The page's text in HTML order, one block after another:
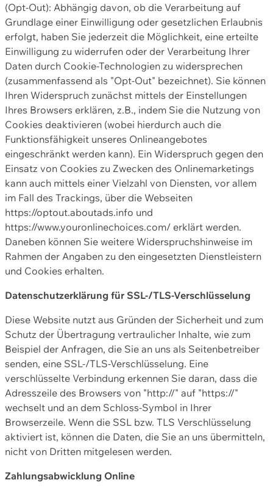
(Opt-Out): Abhängig davon, ob die Verarbeitung auf
Grundlage einer Einwilligung oder gesetzlichen Erlaubnis
erfolgt, haben Sie jederzeit die Möglichkeit, eine erteilte
Einwilligung zu widerrufen oder der Verarbeitung Ihrer
Daten durch Cookie-Technologien zu widersprechen
(zusammenfassend als "Opt-Out" bezeichnet). Sie können
Ihren Widerspruch zunächst mittels der Einstellungen
Ihres Browsers erklären, z.B., indem Sie die Nutzung von
Cookies deaktivieren (wobei hierdurch auch die
Funktionsfähigkeit unseres Onlineangebotes
eingeschränkt werden kann). Ein Widerspruch gegen den
Einsatz von Cookies zu Zwecken des Onlinemarketings
kann auch mittels einer Vielzahl von Diensten, vor allem
im Fall des Trackings, über die Webseiten
https://optout.aboutads.info und
https://www.youronlinechoices.com/ erklärt werden.
Daneben können Sie weitere Widerspruchshinweise im
Rahmen der Angaben zu den eingesetzten Dienstleistern
und Cookies erhalten.
Datenschutzerklärung für SSL-/TLS-Verschlüsselung
Diese Website nutzt aus Gründen der Sicherheit und zum
Schutz der Übertragung vertraulicher Inhalte, wie zum
Beispiel der Anfragen, die Sie an uns als Seitenbetreiber
senden, eine SSL-/TLS-Verschlüsselung. Eine
verschlüsselte Verbindung erkennen Sie daran, dass die
Adresszeile des Browsers von "http://" auf "https://"
wechselt und an dem Schloss-Symbol in Ihrer
Browserzeile. Wenn die SSL bzw. TLS Verschlüsselung
aktiviert ist, können die Daten, die Sie an uns übermitteln,
nicht von Dritten mitgelesen werden.
Zahlungsabwicklung Online